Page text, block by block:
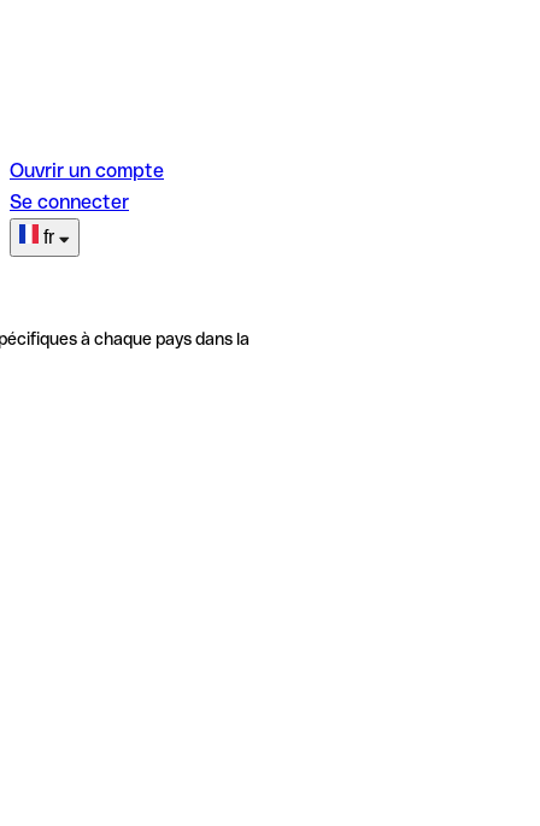
Ouvrir un compte
Se connecter
fr
à chaque pays dans la